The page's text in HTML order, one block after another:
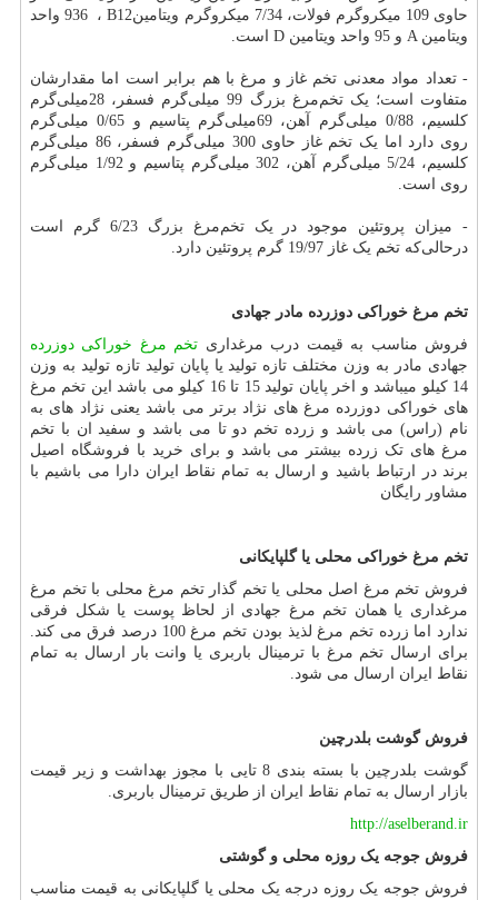
حاوی 109 میکروگرم فولات، 7/34 میکروگرم ویتامین
B12 ، 936واحد
ویتامین A و 95 واحد ویتامین D است
- تعداد مواد معدنی تخم غاز و مرغ با هم برابر است اما مقدارشان
متفاوت است؛ یک تخم‌مرغ بزرگ 99 میلی‌گرم فسفر، 28میلی‌گرم
کلسیم، 0/88 میلی‌گرم آهن، 69میلی‌گرم پتاسیم و 0/65 میلی‌گرم
روی دارد اما یک تخم غاز حاوی 300 میلی‌گرم فسفر، 86 میلی‌گرم
کلسیم، 5/24 میلی‌گرم آهن، 302 میلی‌گرم پتاسیم و 1/92 میلی‌گرم
روی است
- میزان پروتئین موجود در یک تخم‌مرغ بزرگ 6/23 گرم است
درحالی‌که تخم یک غاز 19/97 گرم پروتئین دارد
تخم مرغ خوراکی دوزرده مادر جهادی
فروش مناسب به قیمت درب مرغداری تخم مرغ خوراکی دوزرده
جهادی مادر به وزن مختلف تازه تولید یا پایان تولید تازه تولید به وزن
14 کیلو میباشد و اخر پایان تولید 15 تا 16 کیلو می باشد این تخم مرغ
های خوراکی دوزرده مرغ های نژاد برتر می باشد یعنی نژاد های به
نام (راس) می باشد و زرده تخم دو تا می باشد و سفید ان با تخم
مرغ های تک زرده بیشتر می باشد و برای خرید با فروشگاه اصیل
برند در ارتباط باشید و ارسال به تمام نقاط ایران دارا می باشیم با
مشاور رایگان
تخم مرغ خوراکی محلی یا گلپایکانی
فروش تخم مرغ اصل محلی یا تخم گذار تخم مرغ محلی با تخم مرغ
مرغداری یا همان تخم مرغ جهادی از لحاظ پوست یا شکل فرقی
ندارد اما زرده تخم مرغ لذیذ بودن تخم مرغ 100 درصد فرق می کند.
برای ارسال تخم مرغ با ترمینال باربری یا وانت بار ارسال به تمام
نقاط ایران ارسال می شود.
فروش گوشت بلدرچین
گوشت بلدرچین با بسته بندی 8 تایی با مجوز بهداشت و زیر قیمت
بازار ارسال به تمام نقاط ایران از طریق ترمینال باربری.
http://aselberand.ir
فروش جوجه یک روزه محلی و گوشتی
فروش جوجه یک روزه درجه یک محلی یا گلپایکانی به قیمت مناسب